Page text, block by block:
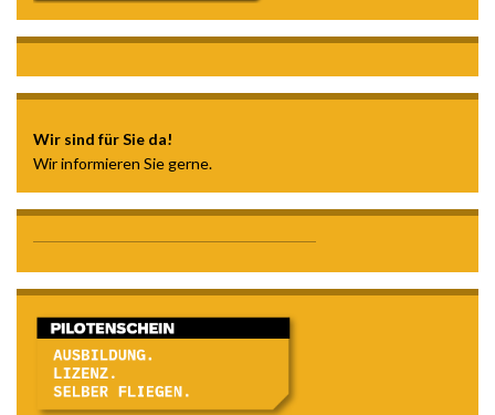
Wir sind für Sie da!
Wir informieren Sie gerne.